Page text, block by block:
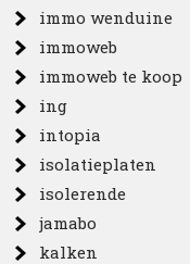
immo wenduine
immoweb
immoweb te koop
ing
intopia
isolatieplaten
isolerende
jamabo
kalken